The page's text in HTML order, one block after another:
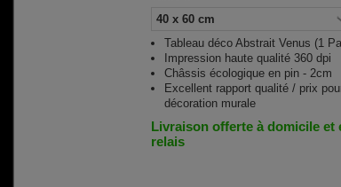
Tableau déco Abstrait Venus (1
Impression haute qualité 360 dpi
Châssis écologique en pin - 2cm
Excellent rapport qualité / prix
décoration murale
Livraison offerte à domicile et
relais